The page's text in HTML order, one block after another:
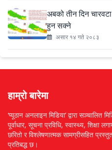
अबको तीन दिन
हुन सक्ने
असार १४ गते २०८३
हाम्रो बारेमा
‘प्यूठान अनलाइन मिडिया’ द्वारा सञ्चालित
पूर्वाधार, सूचना प्रविधि, स्वास्थ्य, शिक्षा
छरितो र विश्लेषणात्मक सामग्रीसहित
प्रतिबद्ध छ।